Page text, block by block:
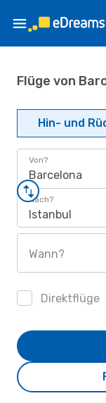
Flüge von
Hin- und
Von?
Barcelona
Nach?
Istanbul
Wann?
Direktflüge